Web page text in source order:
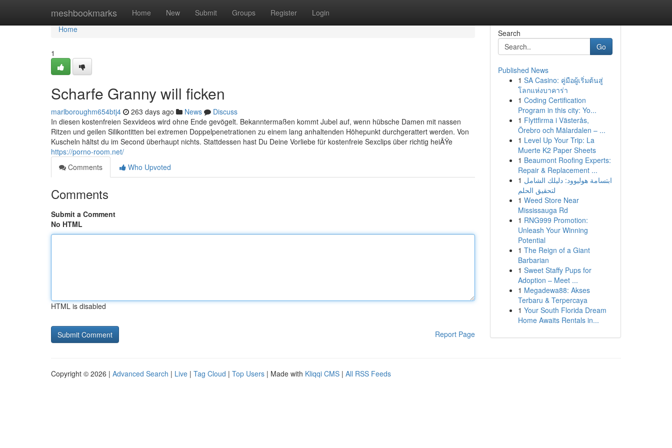
meshbookmarks Home New Submit Groups Register Login
Home
Home
1
Scharfe Granny will ficken
marlboroughm654btj4 263 days ago News
Discuss
In diesen kostenfreien Sexvideos wird ohne Ende gevögelt. Bekanntermaßen kommt Jubel auf, wenn hübsche Damen mit nassen
Ritzen und geilen Silikontitten bei extremen Doppelpenetrationen zu einem lang anhaltenden Höhepunkt durchgerattert werden. Von
Kuscheln hältst du im Second überhaupt nichts. Stattdessen hast Du Deine Vorliebe für kostenfreie Sexclips über richtig heiÃŸe
https://porno-room.net/
Comments
Who Upvoted
Comments
Submit a Comment
No HTML
HTML is disabled
Report Page
Search
Go
Published News
1 SA Casino: คู่มือผู้เริ่มต้นสู่
โลกแห่งบาคาร่า
1 Coding Certification
Program in this city: Yo...
1 Flyttfirma i Västerås,
Örebro och Mälardalen – ...
1 Level Up Your Trip: La
Muerte K2 Paper Sheets
1 Beaumont Roofing Experts:
Repair & Replacement ...
1 ابتسامة هوليوود: دليلك الشامل
لتحقيق الحلم
1 Weed Store Near
Mississauga Rd
1 RNG999 Promotion:
Unleash Your Winning
Potential
1 The Reign of a Giant
Barbarian
1 Sweet Staffy Pups for
Adoption – Meet ...
1 Megadewa88: Akses
Terbaru & Terpercaya
1 Your South Florida Dream
Home Awaits Rentals in...
Copyright © 2026 | Advanced Search | Live | Tag Cloud | Top Users | Made with Kliqqi CMS | All RSS Feeds